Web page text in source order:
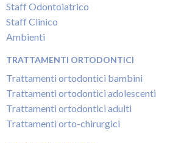
Staff Odontoiatrico
Staff Clinico
Ambienti
TRATTAMENTI ORTODONTICI
Trattamenti ortodontici bambini
Trattamenti ortodontici adolescenti
Trattamenti ortodontici adulti
Trattamenti orto-chirurgici